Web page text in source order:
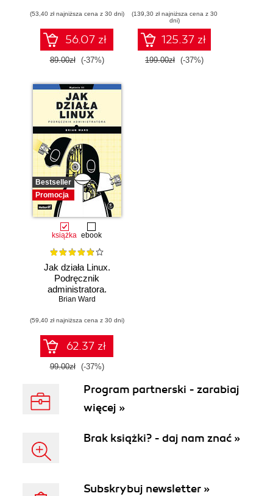
(53,40 zł najniższa cena z 30 dni)
56.07 zł
89.00zł (-37%)
narzędzia i techniki
umożliwiające
konstruowanie
inteligentnych
systemów
(139,30 zł najniższa cena z 30
dni)
125.37 zł
199.00zł (-37%)
Bestseller
Promocja
książka ebook
Jak działa Linux.
Podręcznik
administratora.
Wydanie III
Brian Ward
(59,40 zł najniższa cena z 30 dni)
62.37 zł
99.00zł (-37%)
Program partnerski - zarabiaj
więcej »
Brak książki? - daj nam znać »
Subskrybuj newsletter »